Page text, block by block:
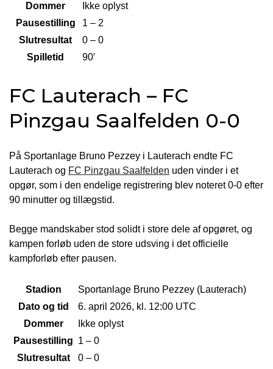
Dommer
Ikke oplyst
Pausestilling
1 – 2
Slutresultat
0 – 0
Spilletid
90′
FC Lauterach – FC
Pinzgau Saalfelden 0-0
På Sportanlage Bruno Pezzey i Lauterach endte FC
Lauterach og FC Pinzgau Saalfelden uden vinder i et
opgør, som i den endelige registrering blev noteret 0-0 efter
90 minutter og tillægstid.
Begge mandskaber stod solidt i store dele af opgøret, og
kampen forløb uden de store udsving i det officielle
kampforløb efter pausen.
Stadion
Sportanlage Bruno Pezzey (Lauterach)
Dato og tid
6. april 2026, kl. 12:00 UTC
Dommer
Ikke oplyst
Pausestilling 1 – 0
Slutresultat
0 – 0